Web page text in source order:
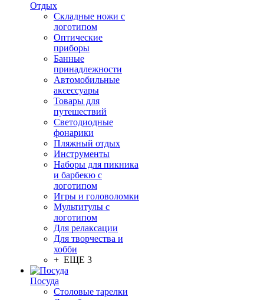
Отдых
Складные ножи с
логотипом
Оптические
приборы
Банные
принадлежности
Автомобильные
аксессуары
Товары для
путешествий
Светодиодные
фонарики
Пляжный отдых
Инструменты
Наборы для пикника
и барбекю с
логотипом
Игры и головоломки
Мультитулы с
логотипом
Для релаксации
Для творчества и
хобби
+ ЕЩЕ 3
Посуда
Столовые тарелки